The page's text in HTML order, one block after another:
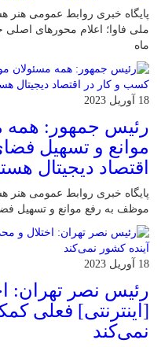
پایگاه خبری روابط عمومی هنر
ماه
18 آوریل 2023
رئیس جمهور: همه
موانع و تسهیل
اقتصاد دیجیتال
پایگاه خبری روابط عمومی
موظف به رفع موانع و تسهیل
18 آوریل 2023
رئیس نصر تهران:
[اینترنتی] فعلی
نمی‌کند